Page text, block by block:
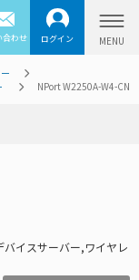
合わせ ログイン
NPort W2250A-W4-CN
イスサーバー,ワイヤレ